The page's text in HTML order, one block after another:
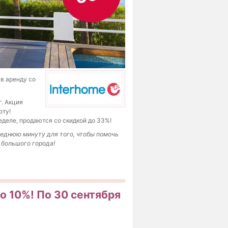
аренду со
Акция
продаются со скидкой до 33%!
минуту для того, чтобы помочь
города!
10%! По 30 сентября